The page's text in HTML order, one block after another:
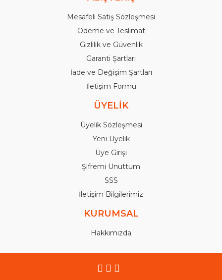
Mesafeli Satış Sözleşmesi
Ödeme ve Teslimat
Gizlilik ve Güvenlik
Garanti Şartları
İade ve Değişim Şartları
İletişim Formu
ÜYELİK
Üyelik Sözleşmesi
Yeni Üyelik
Üye Girişi
Şifremi Unuttum
SSS
İletişim Bilgilerimiz
KURUMSAL
Hakkımızda